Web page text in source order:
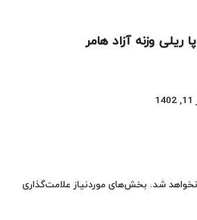
ریلی وزنه آزاد هامر
شد. بخش‌های موردنیاز علامت‌گذاری